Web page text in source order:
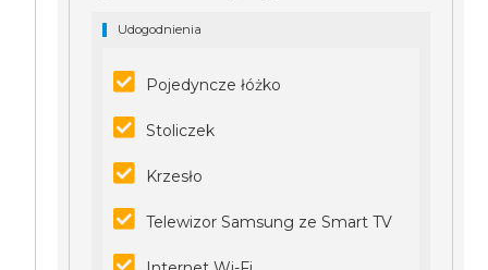
Udogodnienia
Pojedyncze łóżko
Stoliczek
Krzesło
Telewizor Samsung ze Smart TV